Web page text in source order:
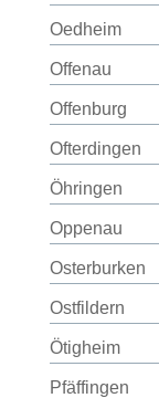
Oedheim
Offenau
Offenburg
Ofterdingen
Öhringen
Oppenau
Osterburken
Ostfildern
Ötigheim
Pfäffingen